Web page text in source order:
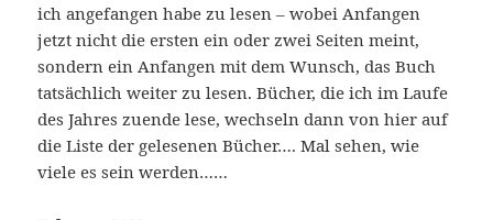
ich angefangen habe zu lesen – wobei Anfangen
jetzt nicht die ersten ein oder zwei Seiten meint,
sondern ein Anfangen mit dem Wunsch, das Buch
tatsächlich weiter zu lesen. Bücher, die ich im Laufe
des Jahres zuende lese, wechseln dann von hier auf
die Liste der gelesenen Bücher…. Mal sehen, wie
viele es sein werden……